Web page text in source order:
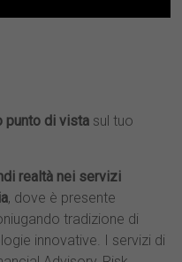
punto di vista sul tuo
realtà nei servizi
, dove è presente
tradizione di
innovative. I servizi di